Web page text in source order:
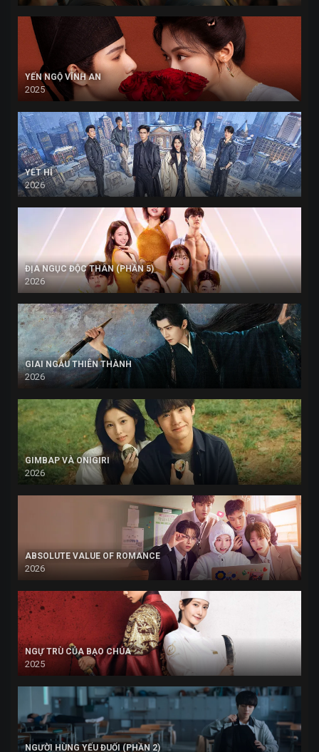
YẾN NGỘ VĨNH AN
2025
YẾT HÍ
2026
ĐỊA NGỤC ĐỘC THÂN (PHẦN 5)
2026
GIAI NGẪU THIÊN THÀNH
2026
GIMBAP VÀ ONIGIRI
2026
ABSOLUTE VALUE OF ROMANCE
2026
NGỰ TRÙ CỦA BẠO CHÚA
2025
NGƯỜI HÙNG YẾU ĐUỐI (PHẦN 2)